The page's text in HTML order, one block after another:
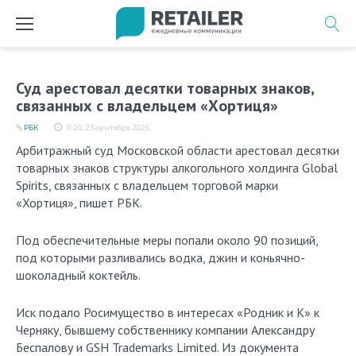
Суд арестовал десятки товарных знаков,
связанных с владельцем «Хортиця»
11:20, 23 сентября 2025
РБК
Арбитражный суд Московской области арестовал десятки
товарных знаков структуры алкогольного холдинга Global
Spirits, связанных с владельцем торговой марки
«Хортиця», пишет РБК.
Под обеспечительные меры попали около 90 позиций,
под которыми разливались водка, джин и коньячно-
шоколадный коктейль.
Иск подало Росимущество в интересах «Родник и К» к
Черняку, бывшему собственнику компании Александру
Беспалову и GSH Trademarks Limited. Из документа